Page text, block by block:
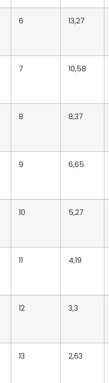
6 13,27
7 10,58
8 8,37
9 6,65
10 5,27
11 4,19
12 3,3
13 2,63